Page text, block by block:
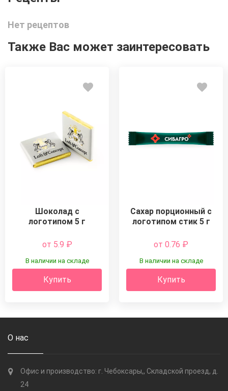
Нет рецептов
Также Вас может заинтересовать
Шоколад с
логотипом 5 г
от 5.9 ₽
В наличии на складе
Купить
Сахар порционный с
логотипом стик 5 г
от 0.76 ₽
В наличии на складе
Купить
О нас
Офис и производство: г. Чебоксары,, Складской проезд, д.
24